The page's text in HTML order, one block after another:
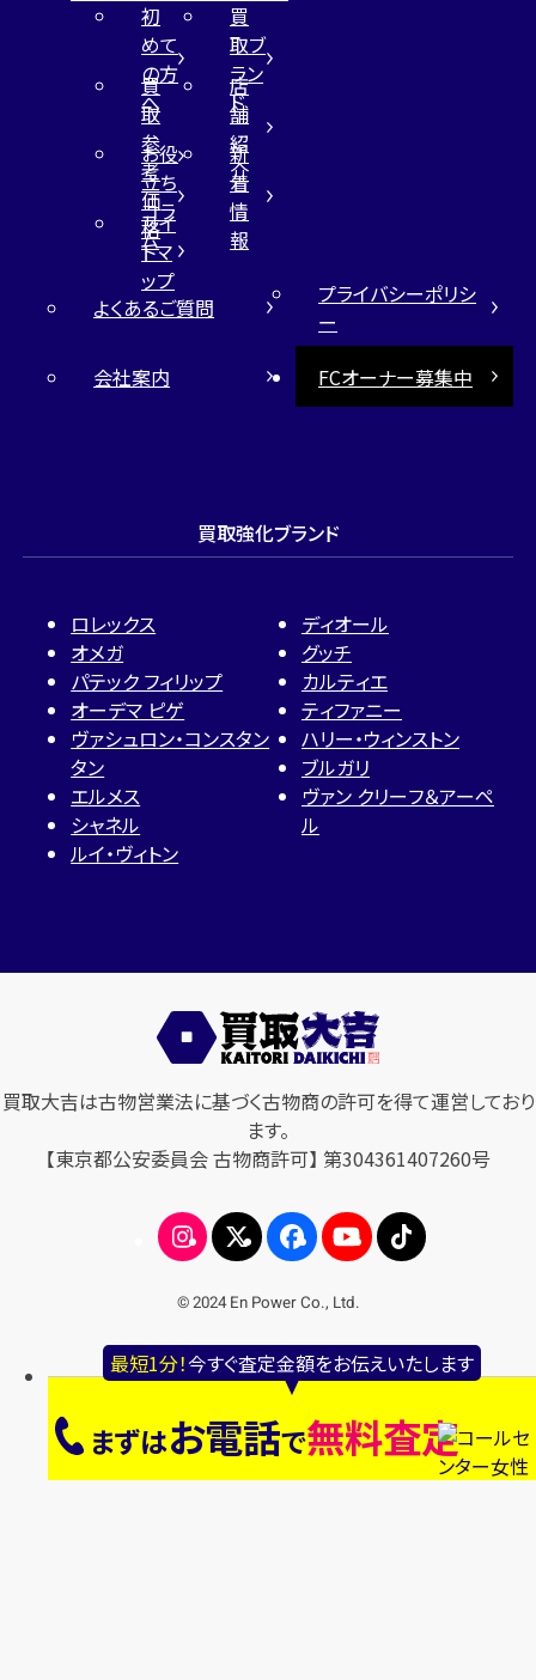
最短1分！今すぐ査定金額をお伝えいたします
まずはお電話で無料査定
初
めて
の方
へ
買
取ブ
ラン
ド
買
取
参
考
価
格
店
舗
紹
介
お役
立ち
コラ
ム
新
着
情
報
サイ
トマ
ップ
よくあるご質問
プライバシーポリシ
ー
会社案内
FCオーナー募集中
買取強化ブランド
ロレックス
オメガ
パテック フィリップ
オーデマ ピゲ
ヴァシュロン・コンスタン
タン
エルメス
シャネル
ルイ・ヴィトン
ディオール
グッチ
カルティエ
ティファニー
ハリー・ウィンストン
ブルガリ
ヴァン クリーフ＆アーペ
ル
買取大吉は古物営業法に基づく古物商の許可を得て運営しており
ます。
【東京都公安委員会 古物商許可】 第304361407260号
© 2024 En Power Co., Ltd.